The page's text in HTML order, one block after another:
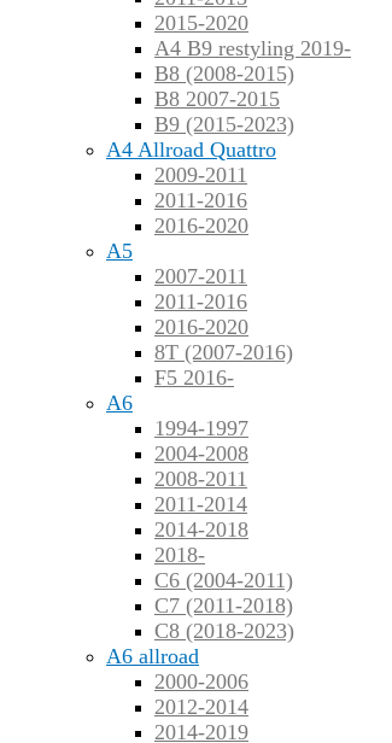
2015-2020
A4 B9 restyling 2019-
B8 (2008-2015)
B8 2007-2015
B9 (2015-2023)
A4 Allroad Quattro
2009-2011
2011-2016
2016-2020
A5
2007-2011
2011-2016
2016-2020
8T (2007-2016)
F5 2016-
A6
1994-1997
2004-2008
2008-2011
2011-2014
2014-2018
2018-
C6 (2004-2011)
C7 (2011-2018)
C8 (2018-2023)
A6 allroad
2000-2006
2012-2014
2014-2019